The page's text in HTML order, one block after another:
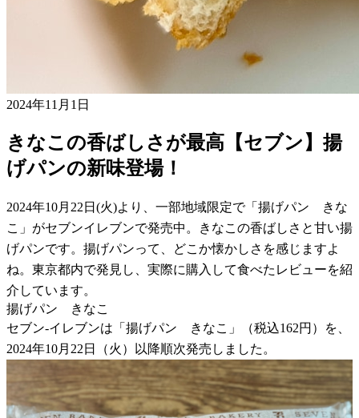
2024年11月1日
きなこの香ばしさが最高【セブン】揚
げパンの新味登場！
2024年10月22日(火)より、一部地域限定で「揚げパン きな
こ」がセブンイレブンで発売中。きなこの香ばしさと甘い揚
げパンです。揚げパンって、どこか懐かしさを感じますよ
ね。東京都内で発見し、実際に購入して食べたレビューを紹
介しています。
揚げパン きなこ
セブン-イレブンは「揚げパン きなこ」（税込162円）を、
2024年10月22日（火）以降順次発売しました。